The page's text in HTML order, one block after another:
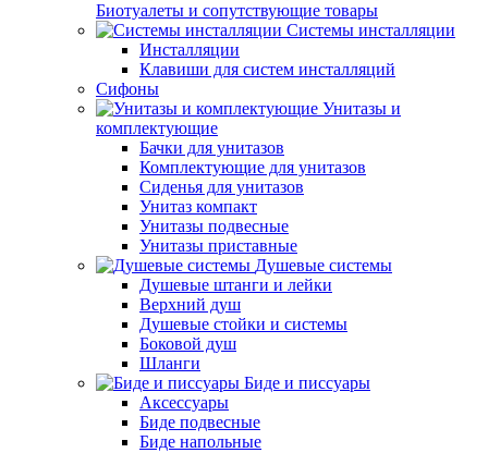
Биотуалеты и сопутствующие товары
Системы инсталляции
Инсталляции
Клавиши для систем инсталляций
Сифоны
Унитазы и
комплектующие
Бачки для унитазов
Комплектующие для унитазов
Сиденья для унитазов
Унитаз компакт
Унитазы подвесные
Унитазы приставные
Душевые системы
Душевые штанги и лейки
Верхний душ
Душевые стойки и системы
Боковой душ
Шланги
Биде и писсуары
Аксессуары
Биде подвесные
Биде напольные